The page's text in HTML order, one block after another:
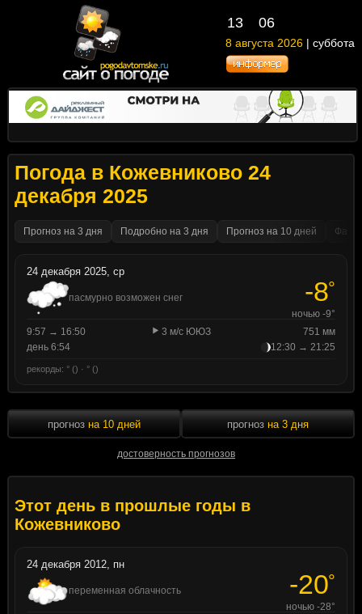
13 06
8 августа 2026 | суббота
Погода в Кожевниково 24
декабря 2025
Прогноз на 3 дня Подробно на 3 дня Прогноз на 10 дней
24 декабря 2025, ср
пасмурно возможен снег -8°
ночью -9°
9:57 → 16:50
3 м/с ЮЮЗ
751 мм
день 6:54
12:30 → 21:25
рекорды: ° () · ° ()
прогноз на 10 дней
достоверность прогнозов
прогноз на 3 дня
Этот день в прошлые годы в
Кожевниково
24 декабря 2012, пн
переменная облачность -20°
ночью -28°